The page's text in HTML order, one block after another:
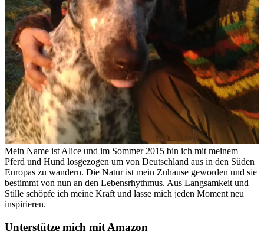
Mein Name ist Alice und im Sommer 2015 bin ich mit meinem
Pferd und Hund losgezogen um von Deutschland aus in den Süden
Europas zu wandern. Die Natur ist mein Zuhause geworden und sie
bestimmt von nun an den Lebensrhythmus. Aus Langsamkeit und
Stille schöpfe ich meine Kraft und lasse mich jeden Moment neu
inspirieren.
Unterstütze mich mit Amazon